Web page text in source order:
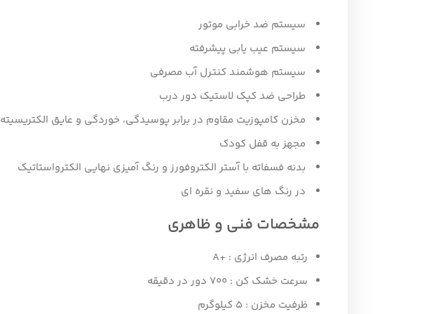
سیستم ضد خرابی موتور
سیستم عیب یابی پیشرفته
سیستم هوشمند کنترل آب مصرفی
طراحی ضد کپک لاستیک دور درب
مخزن کامپوزیت مقاوم در برابر پوسیدگی، خوردگی و عایق الکتریسیته
مجهز به قفل کودک
بدنه فسفاته با آستر الکتروفورز و رنگ آمیزی نهایی الکترواستاتیک
در رنگ های سفید و نقره ای
مشخصات فنی و ظاهری
رتبه مصرف انرژی : +A
سرعت خشک کن : ۷۰۰ دور در دقیقه
ظرفیت مخزن : ۵ کیلوگرم